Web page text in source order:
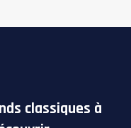
classiques à